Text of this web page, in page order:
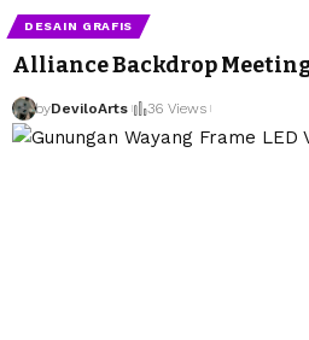
DESAIN GRAFIS
Alliance Backdrop
byDeviloArts 36 Views